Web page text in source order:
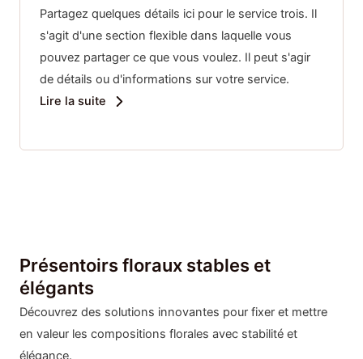
Partagez quelques détails ici pour le service trois. Il
s'agit d'une section flexible dans laquelle vous
pouvez partager ce que vous voulez. Il peut s'agir
de détails ou d'informations sur votre service.
Lire la suite
Présentoirs floraux stables et
élégants
Découvrez des solutions innovantes pour fixer et mettre
en valeur les compositions florales avec stabilité et
élégance.